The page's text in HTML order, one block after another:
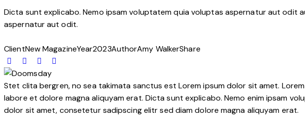
Dicta sunt explicabo. Nemo ipsam voluptatem quia voluptas aspernatur aut odit
aspernatur aut odit.
ClientNew MagazineYear2023AuthorAmy WalkerShare
Stet clita bergren, no sea takimata sanctus est Lorem ipsum dolor sit amet.
labore et dolore magna aliquyam erat. Dicta sunt explicabo. Nemo enim ipsam
dolor sit amet, consetetur sadipscing elitr sed diam dolore magna aliquyam erat.